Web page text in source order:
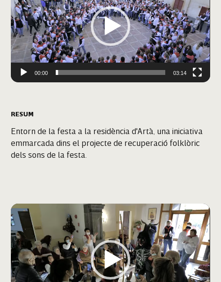
00:00 03:14
RESUM
Entorn de la festa a la residència d'Artà, una iniciativa
emmarcada dins el projecte de recuperació folklòric
dels sons de la festa.
Reproductor
de
vídeo